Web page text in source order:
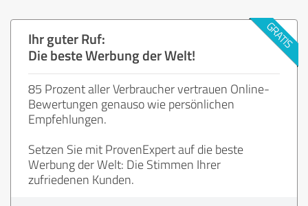
Ihr guter Ruf:
Die beste Werbung der Welt!
85 Prozent aller Verbraucher vertrauen Online-
Bewertungen genauso wie persönlichen
Empfehlungen.
Setzen Sie mit ProvenExpert auf die beste
Werbung der Welt: Die Stimmen Ihrer
zufriedenen Kunden.